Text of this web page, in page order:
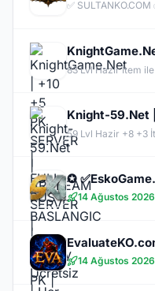
14 Ağustos 2026
14 Ağustos 2026